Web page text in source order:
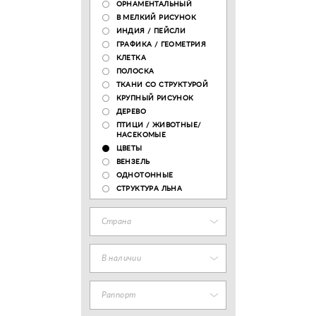
ОРНАМЕНТАЛЬНЫЙ
В МЕЛКИЙ РИСУНОК
ИНДИЯ / ПЕЙСЛИ
ГРАФИКА / ГЕОМЕТРИЯ
КЛЕТКА
ПОЛОСКА
ТКАНИ СО СТРУКТУРОЙ
КРУПНЫЙ РИСУНОК
ДЕРЕВО
ПТИЦИ / ЖИВОТНЫЕ/
НАСЕКОМЫЕ
ЦВЕТЫ
ВЕНЗЕЛЬ
ОДНОТОННЫЕ
СТРУКТУРА ЛЬНА
Страна
В наличии
Раппорт